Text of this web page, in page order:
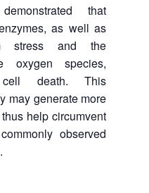
that
as well as
stress and the
oxygen species,
death. This
may generate more
help circumvent
observed